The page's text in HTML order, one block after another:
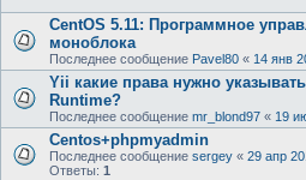
CentOS 5.11: Программное
моноблока
Последнее сообщение Pavel80 « 14 янв
Yii какие права нужно
Runtime?
Последнее сообщение mr_blond97 « 19
Centos+phpmyadmin
Последнее сообщение sergey « 29 апр
Ответы: 1